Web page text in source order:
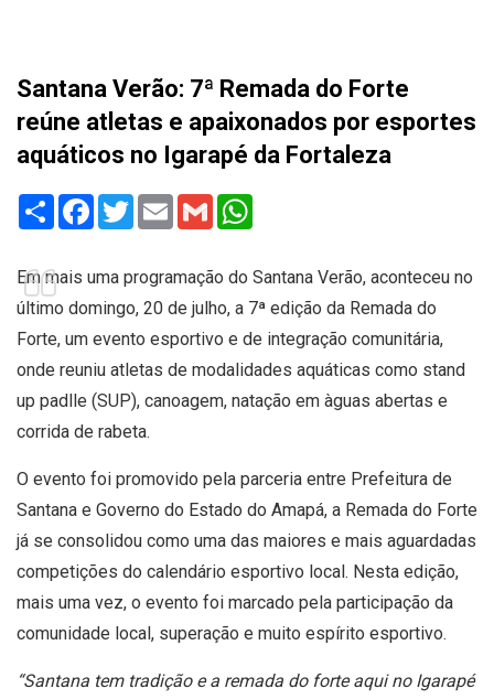
Santana Verão: 7ª Remada do Forte
reúne atletas e apaixonados por esportes
aquáticos no Igarapé da Fortaleza
Share Facebook
TwitterEmail Gmail
Em mais uma programação do Santana Verão, aconteceu no
último domingo, 20 de julho, a 7ª edição da Remada do
Forte, um evento esportivo e de integração comunitária,
onde reuniu atletas de modalidades aquáticas como stand
up padlle (SUP), canoagem, natação em àguas abertas e
corrida de rabeta.
O evento foi promovido pela parceria entre Prefeitura de
Santana e Governo do Estado do Amapá, a Remada do Forte
já se consolidou como uma das maiores e mais aguardadas
competições do calendário esportivo local. Nesta edição,
mais uma vez, o evento foi marcado pela participação da
comunidade local, superação e muito espírito esportivo.
“Santana tem tradição e a remada do forte aqui no Igarapé